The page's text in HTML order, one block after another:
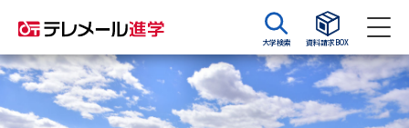
大学検索 資料請求BOX
資料請求 資料検索